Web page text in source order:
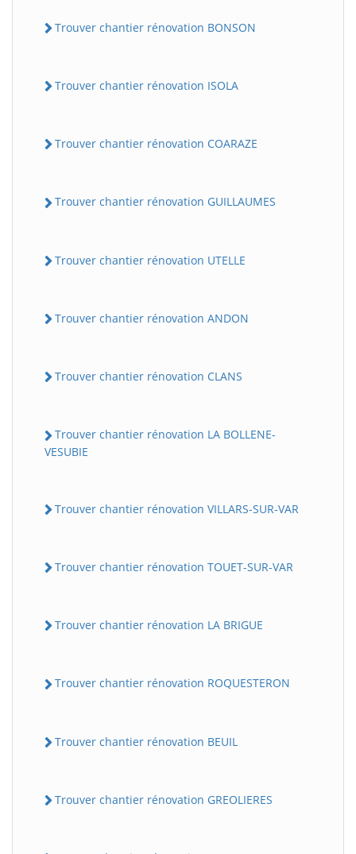
Trouver chantier rénovation BONSON
Trouver chantier rénovation ISOLA
Trouver chantier rénovation COARAZE
Trouver chantier rénovation GUILLAUMES
Trouver chantier rénovation UTELLE
Trouver chantier rénovation ANDON
Trouver chantier rénovation CLANS
Trouver chantier rénovation LA BOLLENE-
VESUBIE
Trouver chantier rénovation VILLARS-SUR-VAR
Trouver chantier rénovation TOUET-SUR-VAR
Trouver chantier rénovation LA BRIGUE
Trouver chantier rénovation ROQUESTERON
Trouver chantier rénovation BEUIL
Trouver chantier rénovation GREOLIERES